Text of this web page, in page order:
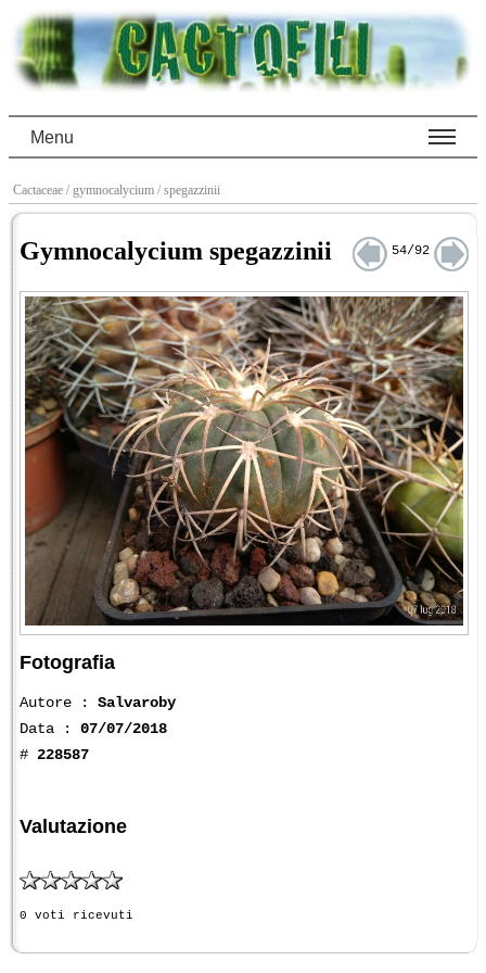
Menu
Cactaceae / gymnocalycium / spegazzinii
Gymnocalycium spegazzinii 54/92
Fotografia
Autore : Salvaroby
Data : 07/07/2018
# 228587
Valutazione
0 voti ricevuti